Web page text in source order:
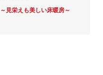
～見栄えも美しい床暖房～